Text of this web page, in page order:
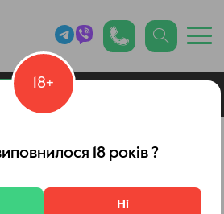
18+
18 років ?
Ні